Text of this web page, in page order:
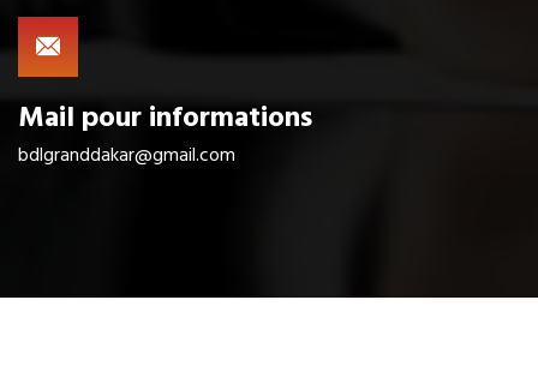
Mail pour informations
bdlgranddakar@gmail.com